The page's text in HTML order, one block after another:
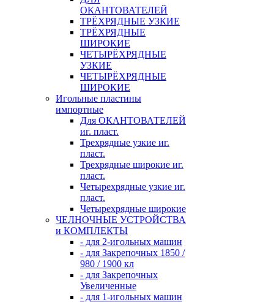
ОКАНТОВАТЕЛЕЙ
ТРЁХРЯДНЫЕ УЗКИЕ
ТРЁХРЯДНЫЕ
ШИРОКИЕ
ЧЕТЫРЁХРЯДНЫЕ
УЗКИЕ
ЧЕТЫРЁХРЯДНЫЕ
ШИРОКИЕ
Игольные пластины
импортные
Для ОКАНТОВАТЕЛЕЙ
иг. пласт.
Трехрядные узкие иг.
пласт.
Трехрядные широкие иг.
пласт.
Четырехрядные узкие иг.
пласт.
Четырехрядные широкие
ЧЕЛНОЧНЫЕ УСТРОЙСТВА
и КОМПЛЕКТЫ
- для 2-игольных машин
- для Закрепочных 1850 /
980 / 1900 кл
- для Закрепочных
Увеличенные
- для 1-игольных машин